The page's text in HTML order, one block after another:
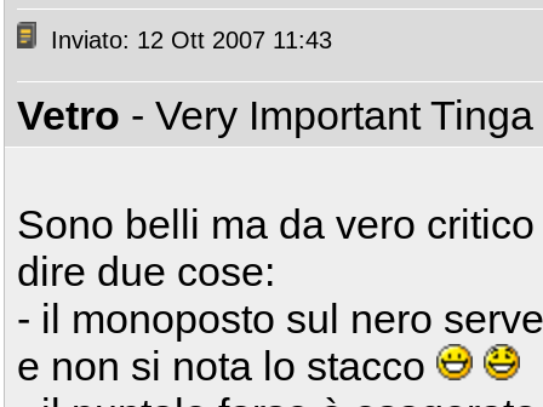
Inviato: 12 Ott 2007 11:43
Vetro - Very Important Tinga
Sono belli ma da vero
dire due cose:
- il monoposto sul nero
e non si nota lo stacco